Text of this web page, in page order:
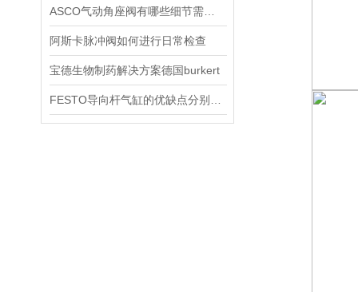
阿斯卡脉冲阀如何进行日常检查
宝德生物制药解决方案德国burkert